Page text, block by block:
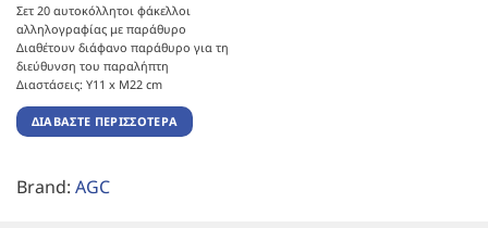
Σετ 20 αυτοκόλλητοι φάκελλοι
αλληλογραφίας με παράθυρο
Διαθέτουν διάφανο παράθυρο για τη
διεύθυνση του παραλήπτη
Διαστάσεις: Υ11 x Μ22 cm
ΔΙΑΒΆΣΤΕ ΠΕΡΙΣΣΌΤΕΡΑ
Brand: AGC